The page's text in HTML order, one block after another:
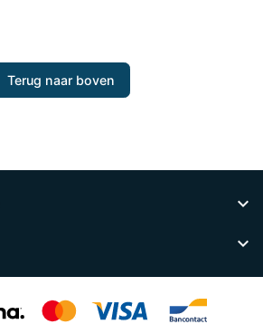
Terug naar boven

